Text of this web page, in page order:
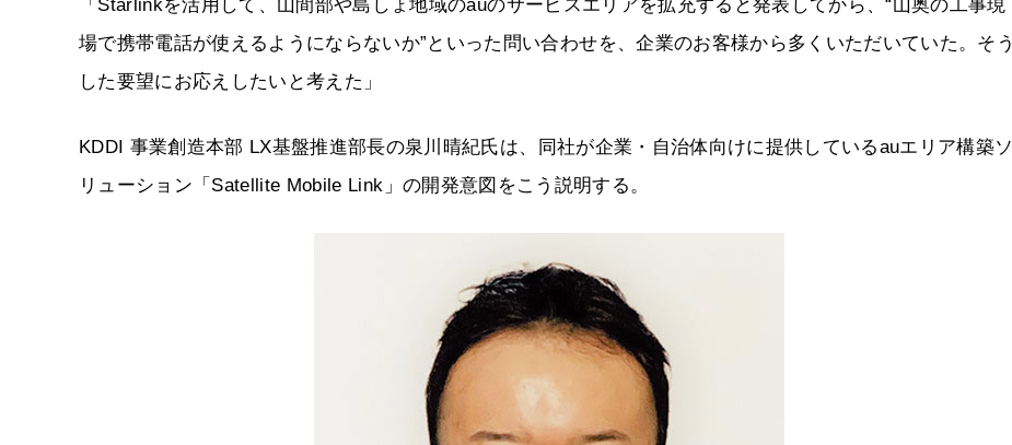
「Starlinkを活用して、山間部や島しょ地域のauのサービスエリアを拡充すると発表してから、“山奥の工事現
場で携帯電話が使えるようにならないか”といった問い合わせを、企業のお客様から多くいただいていた。そう
した要望にお応えしたいと考えた」
KDDI 事業創造本部 LX基盤推進部長の泉川晴紀氏は、同社が企業・自治体向けに提供しているauエリア構築ソ
リューション「Satellite Mobile Link」の開発意図をこう説明する。